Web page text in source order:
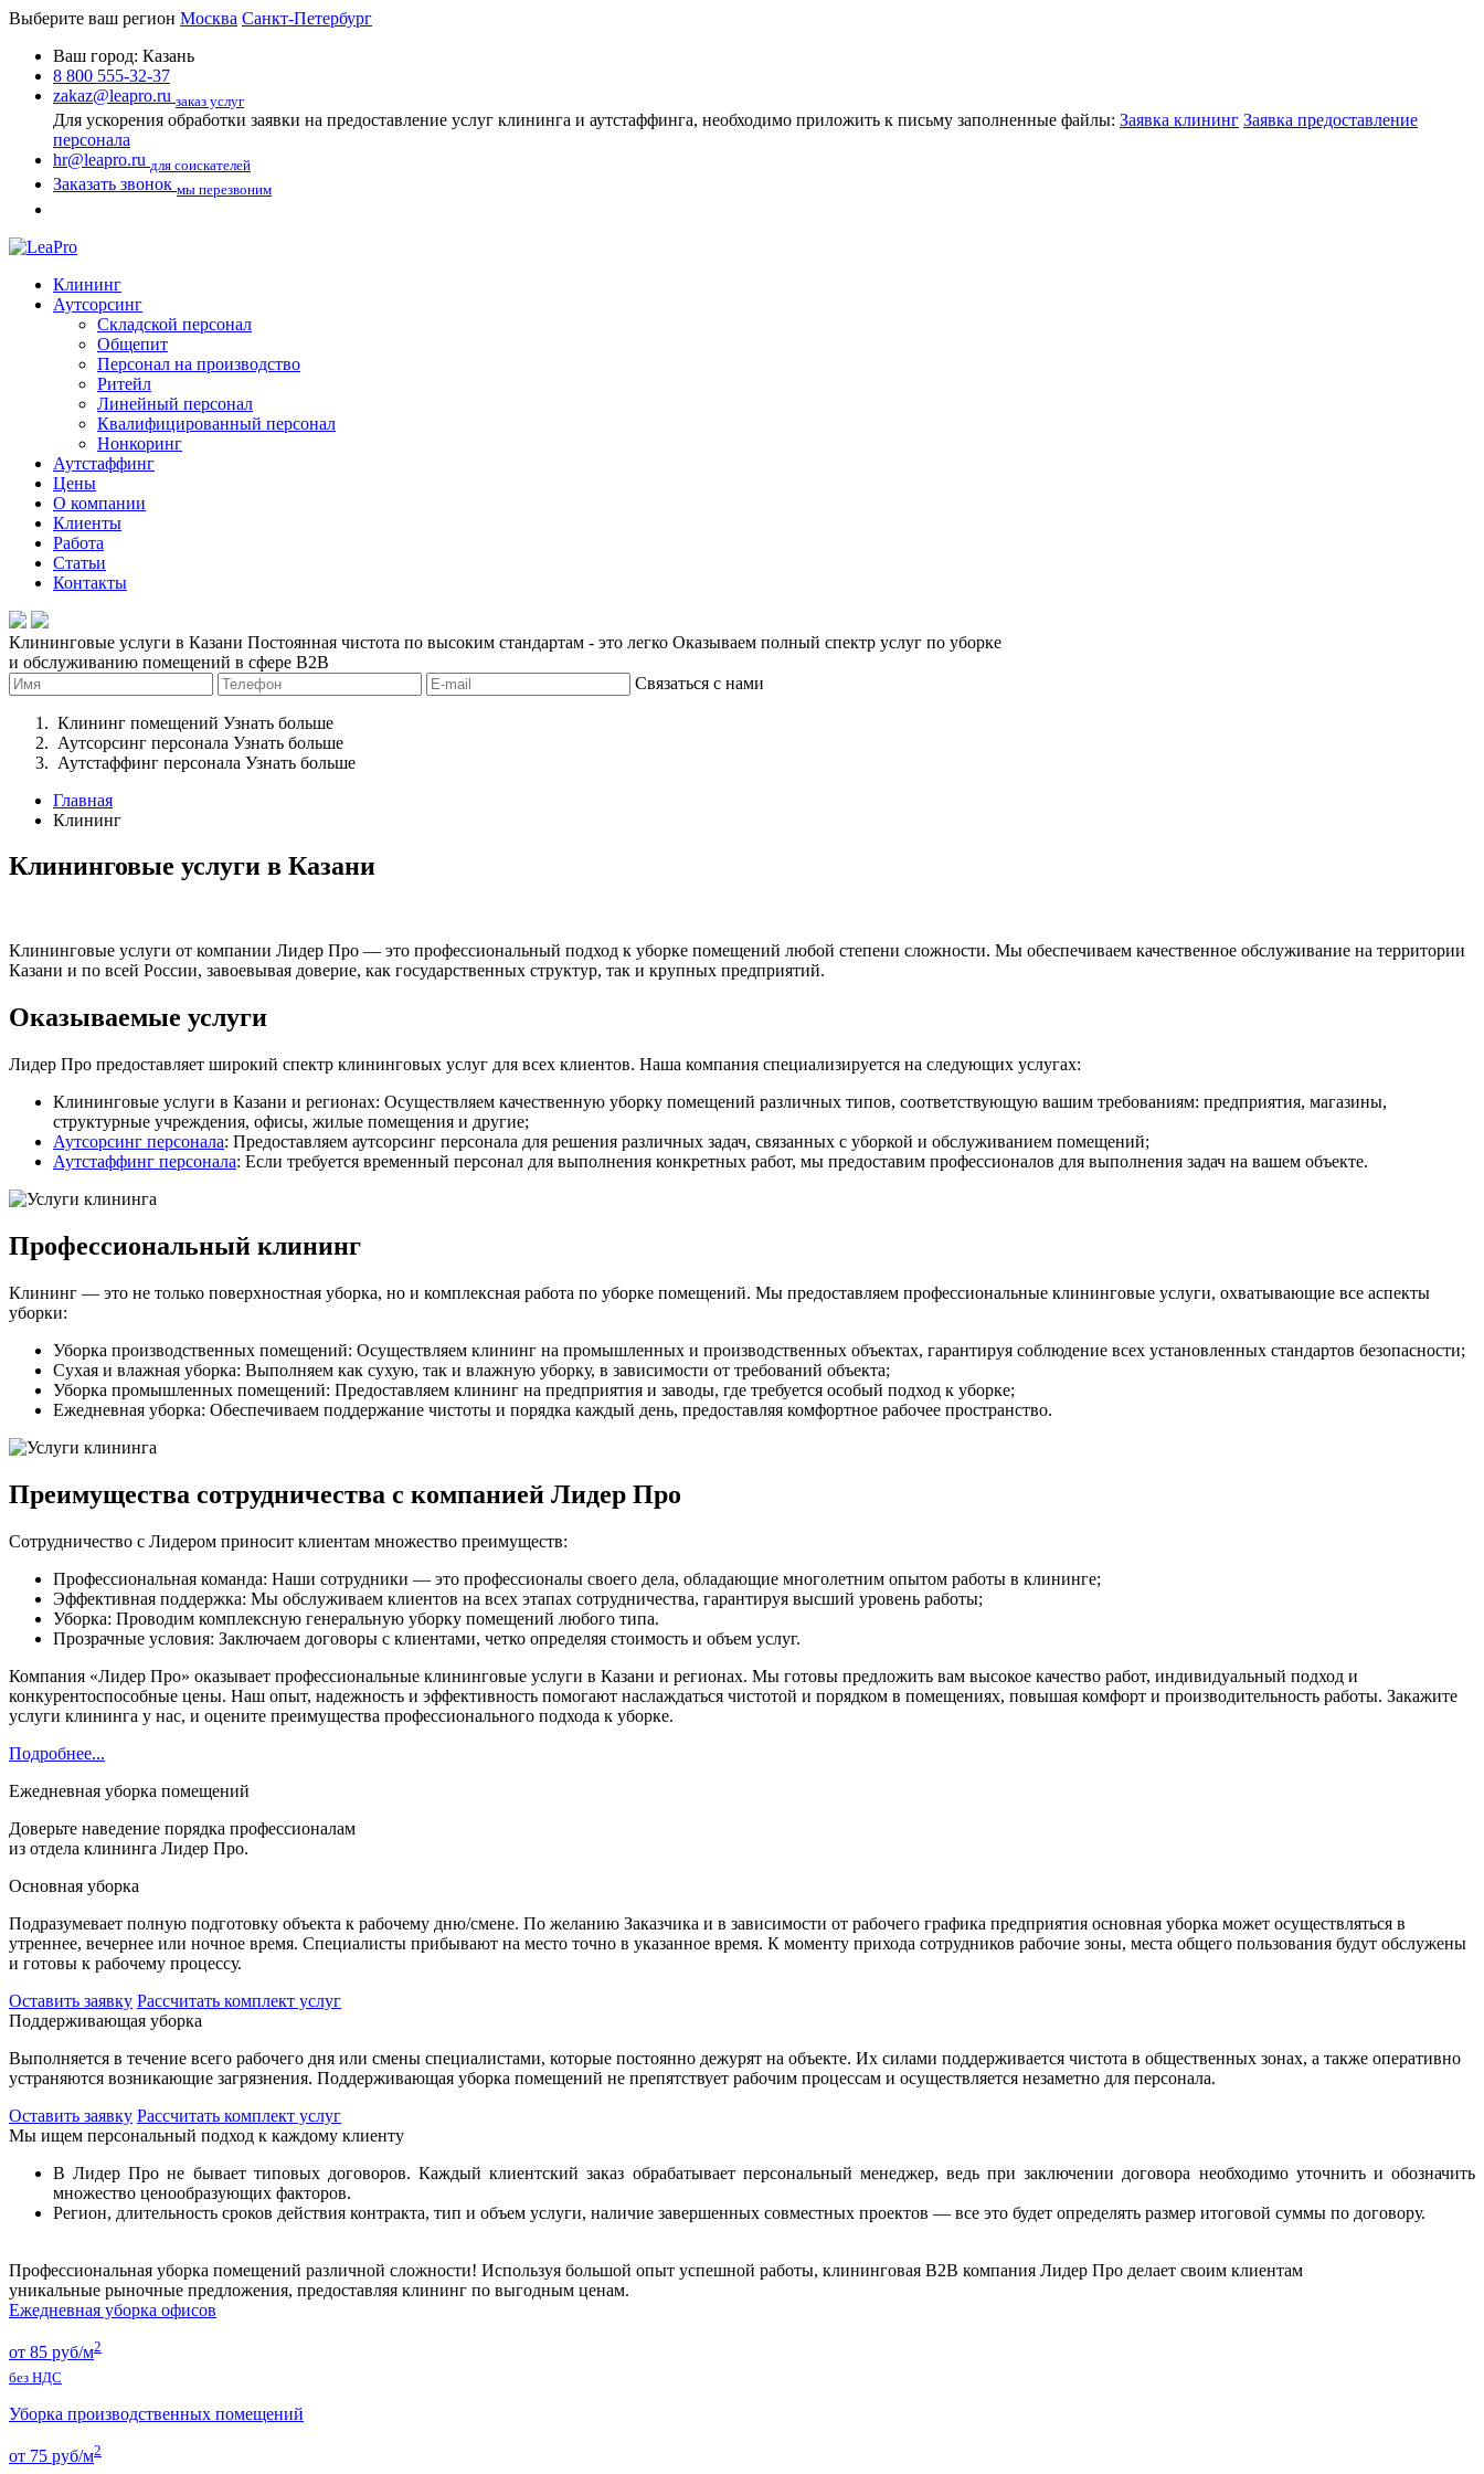
Выберите ваш регион Москва Санкт-Петербург
Ваш город: Казань
8 800 555-32-37
zakaz@leapro.ru заказ услуг
Для ускорения обработки заявки на предоставление услуг клининга и аутстаффинга, необходимо приложить к письму заполненные файлы: Заявка клининг Заявка предоставление
персонала
hr@leapro.ru для соискателей
Заказать звонок мы перезвоним
Клининг
Аутсорсинг
Складской персонал
Общепит
Персонал на производство
Ритейл
Линейный персонал
Квалифицированный персонал
Нонкоринг
Аутстаффинг
Цены
О компании
Клиенты
Работа
Статьи
Контакты
Клининговые услуги в Казани Постоянная чистота по высоким стандартам - это легко Оказываем полный спектр услуг по уборке
и обслуживанию помещений в сфере B2B
Связаться с нами
Клининг помещений Узнать больше
Аутсорсинг персонала Узнать больше
Аутстаффинг персонала Узнать больше
Главная
Клининг
Клининговые услуги в Казани
Клининговые услуги от компании Лидер Про — это профессиональный подход к уборке помещений любой степени сложности. Мы обеспечиваем качественное обслуживание на территории
Казани и по всей России, завоевывая доверие, как государственных структур, так и крупных предприятий.
Оказываемые услуги
Лидер Про предоставляет широкий спектр клининговых услуг для всех клиентов. Наша компания специализируется на следующих услугах:
Клининговые услуги в Казани и регионах: Осуществляем качественную уборку помещений различных типов, соответствующую вашим требованиям: предприятия, магазины,
структурные учреждения, офисы, жилые помещения и другие;
Аутсорсинг персонала: Предоставляем аутсорсинг персонала для решения различных задач, связанных с уборкой и обслуживанием помещений;
Аутстаффинг персонала: Если требуется временный персонал для выполнения конкретных работ, мы предоставим профессионалов для выполнения задач на вашем объекте.
Профессиональный клининг
Клининг — это не только поверхностная уборка, но и комплексная работа по уборке помещений. Мы предоставляем профессиональные клининговые услуги, охватывающие все аспекты
уборки:
Уборка производственных помещений: Осуществляем клининг на промышленных и производственных объектах, гарантируя соблюдение всех установленных стандартов безопасности;
Сухая и влажная уборка: Выполняем как сухую, так и влажную уборку, в зависимости от требований объекта;
Уборка промышленных помещений: Предоставляем клининг на предприятия и заводы, где требуется особый подход к уборке;
Ежедневная уборка: Обеспечиваем поддержание чистоты и порядка каждый день, предоставляя комфортное рабочее пространство.
Преимущества сотрудничества с компанией Лидер Про
Сотрудничество с Лидером приносит клиентам множество преимуществ:
Профессиональная команда: Наши сотрудники — это профессионалы своего дела, обладающие многолетним опытом работы в клининге;
Эффективная поддержка: Мы обслуживаем клиентов на всех этапах сотрудничества, гарантируя высший уровень работы;
Уборка: Проводим комплексную генеральную уборку помещений любого типа.
Прозрачные условия: Заключаем договоры с клиентами, четко определяя стоимость и объем услуг.
Компания «Лидер Про» оказывает профессиональные клининговые услуги в Казани и регионах. Мы готовы предложить вам высокое качество работ, индивидуальный подход и
конкурентоспособные цены. Наш опыт, надежность и эффективность помогают наслаждаться чистотой и порядком в помещениях, повышая комфорт и производительность работы. Закажите
услуги клининга у нас, и оцените преимущества профессионального подхода к уборке.
Подробнее...
Ежедневная уборка помещений
Доверьте наведение порядка профессионалам
из отдела клининга Лидер Про.
Основная уборка
Подразумевает полную подготовку объекта к рабочему дню/смене. По желанию Заказчика и в зависимости от рабочего графика предприятия основная уборка может осуществляться в
утреннее, вечернее или ночное время. Специалисты прибывают на место точно в указанное время. К моменту прихода сотрудников рабочие зоны, места общего пользования будут обслужены
и готовы к рабочему процессу.
Оставить заявку Рассчитать комплект услуг
Поддерживающая уборка
Выполняется в течение всего рабочего дня или смены специалистами, которые постоянно дежурят на объекте. Их силами поддерживается чистота в общественных зонах, а также оперативно
устраняются возникающие загрязнения. Поддерживающая уборка помещений не препятствует рабочим процессам и осуществляется незаметно для персонала.
Оставить заявку Рассчитать комплект услуг
Мы ищем персональный подход к каждому клиенту
В Лидер Про не бывает типовых договоров. Каждый клиентский заказ обрабатывает персональный менеджер, ведь при заключении договора необходимо уточнить и обозначить
множество ценообразующих факторов.
Регион, длительность сроков действия контракта, тип и объем услуги, наличие завершенных совместных проектов — все это будет определять размер итоговой суммы по договору.
Профессиональная уборка помещений различной сложности! Используя большой опыт успешной работы, клининговая B2B компания Лидер Про делает своим клиентам
уникальные рыночные предложения, предоставляя клининг по выгодным ценам.
Ежедневная уборка офисов
от 85 руб/м2
без НДС
Уборка производственных помещений
от 75 руб/м2